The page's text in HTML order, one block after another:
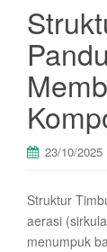
23/10/2025
Struktur
aerasi
menumpuk